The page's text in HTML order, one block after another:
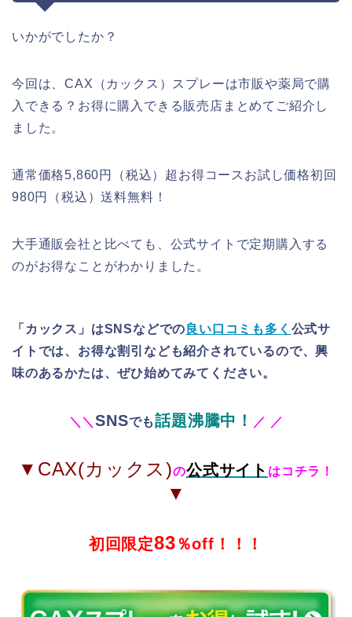
いかがでしたか？
今回は、CAX（カックス）スプレーは市販や薬局で購
入できる？お得に購入できる販売店まとめてご紹介し
ました。
通常価格5,860円（税込）超お得コースお試し価格初回
980円（税込）送料無料！
大手通販会社と比べても、公式サイトで定期購入する
のがお得なことがわかりました。
「カックス」はSNSなどでの 良い口コミも多く 公式サ
イトでは、お得な割引なども紹介されているので、興
味のあるかたは、ぜひ始めてみてください。
＼ ＼SNSでも話題沸騰中！ ／ ／
▼CAX(カックス)の公式サイト はコチラ！
▼
初回限定83 ％off！！！